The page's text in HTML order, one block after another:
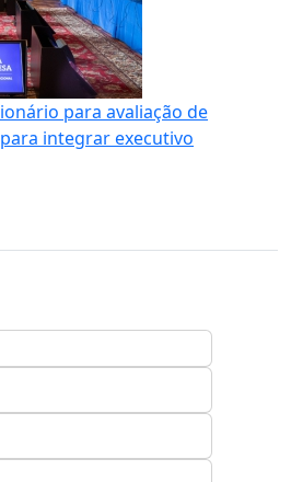
para avaliação de
integrar executivo